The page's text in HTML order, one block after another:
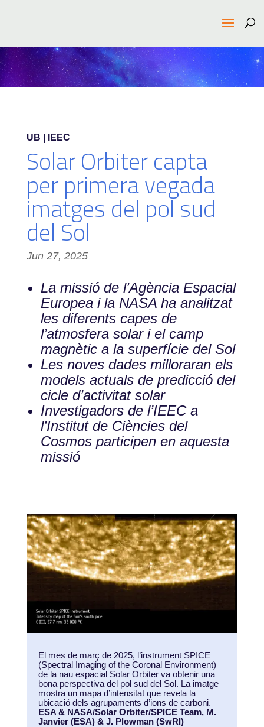
UB | IEEC
Solar Orbiter capta
per primera vegada
imatges del pol sud
del Sol
Jun 27, 2025
La missió de l’Agència Espacial
Europea i la NASA ha analitzat
les diferents capes de
l’atmosfera solar i el camp
magnètic a la superfície del Sol
Les noves dades milloraran els
models actuals de predicció del
cicle d’activitat solar
Investigadors de l’IEEC a
l’Institut de Ciències del
Cosmos participen en aquesta
missió
El mes de març de 2025, l’instrument SPICE
(Spectral Imaging of the Coronal Environment)
de la nau espacial Solar Orbiter va obtenir una
bona perspectiva del pol sud del Sol. La imatge
mostra un mapa d’intensitat que revela la
ubicació dels agrupaments d’ions de carboni.
ESA & NASA/Solar Orbiter/SPICE Team, M.
Janvier (ESA) & J. Plowman (SwRI)